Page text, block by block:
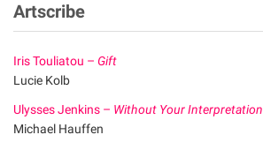
Artscribe
Iris Touliatou – Gift
Lucie Kolb
Ulysses Jenkins – Without Your Interpretation
Michael Hauffen